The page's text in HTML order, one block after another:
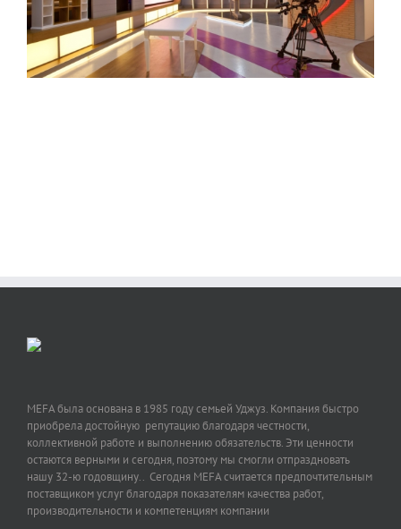
MEFA была основана в 1985 году семьей Уджуз. Компания быстро
приобрела достойную репутацию благодаря честности,
коллективной работе и выполнению обязательств. Эти ценности
остаются верными и сегодня, поэтому мы смогли отпраздновать
нашу 32-ю годовщину.. Сегодня MEFA считается предпочтительным
поставщиком услуг благодаря показателям качества работ,
производительности и компетенциям компании